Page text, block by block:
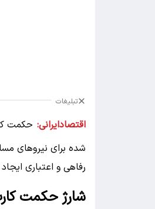
تبلیغات
اقتصادایرانی: حکمت
‌شده برای نیروهای
رفاهی و اعتباری
شارژ حکمت کارت